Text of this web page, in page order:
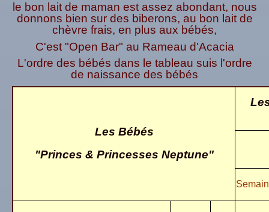
le bon lait de maman est assez abondant, nous
donnons bien sur des biberons, au bon lait de
chèvre frais, en plus aux bébés,
C'est "Open Bar" au Rameau d'Acacia
L'ordre des bébés dans le tableau suis l'ordre
de naissance des bébés
Les Bébés
"Princes & Princesses Neptune"